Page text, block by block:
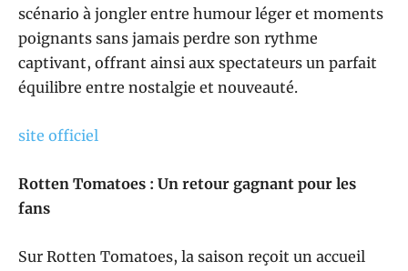
scénario à jongler entre humour léger et moments
poignants sans jamais perdre son rythme
captivant, offrant ainsi aux spectateurs un parfait
équilibre entre nostalgie et nouveauté.
site officiel
Rotten Tomatoes : Un retour gagnant pour les
fans
Sur Rotten Tomatoes, la saison reçoit un accueil